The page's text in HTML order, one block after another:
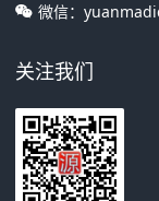
微信：
关注我们